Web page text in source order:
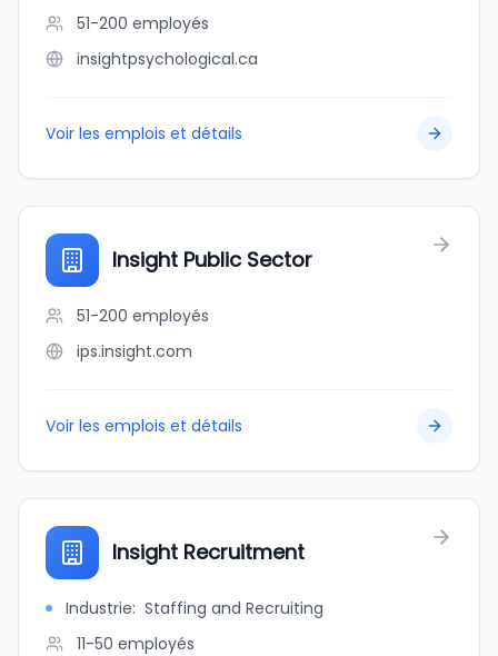
51-200 employés
insightpsychological.ca
Voir les emplois et détails
Insight Public Sector
51-200 employés
ips.insight.com
Voir les emplois et détails
Insight Recruitment
Industrie: Staffing and Recruiting
11-50 employés